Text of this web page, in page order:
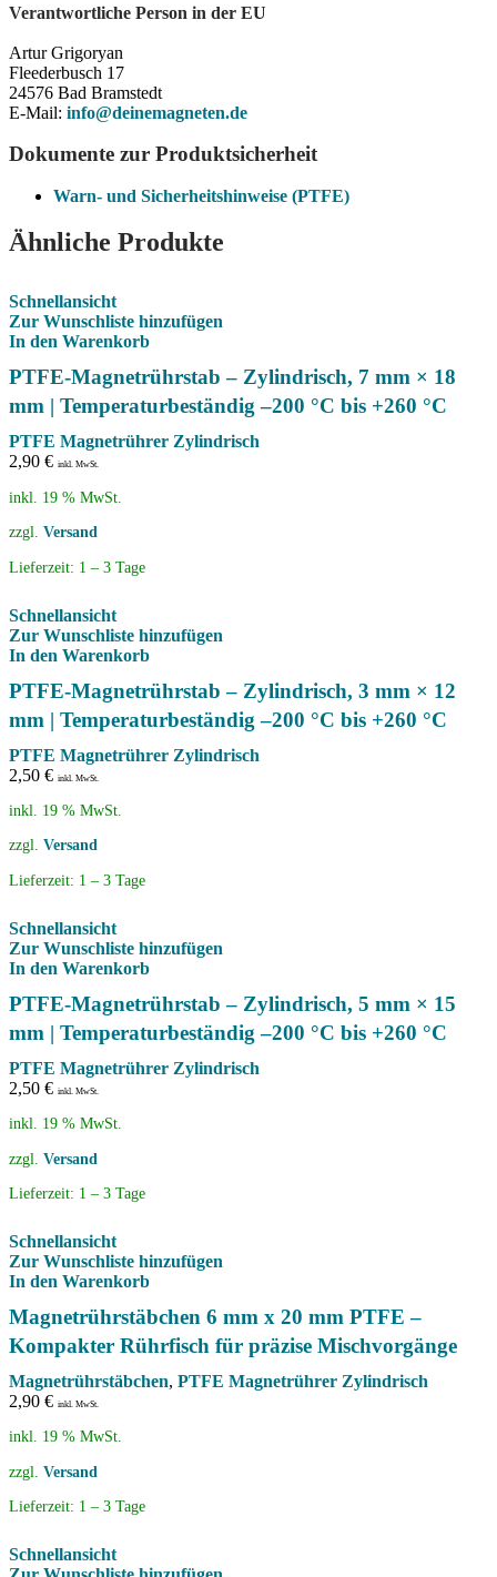
Verantwortliche Person in der EU
Artur Grigoryan
Fleederbusch 17
24576 Bad Bramstedt
E-Mail: info@deinemagneten.de
Dokumente zur Produktsicherheit
Warn- und Sicherheitshinweise (PTFE)
Ähnliche Produkte
Schnellansicht
Zur Wunschliste hinzufügen
In den Warenkorb
PTFE-Magnetrührstab – Zylindrisch, 7 mm × 18
mm | Temperaturbeständig –200 °C bis +260 °C
PTFE Magnetrührer Zylindrisch
2,90 € inkl. MwSt.
inkl. 19 % MwSt.
zzgl. Versand
Lieferzeit: 1 – 3 Tage
Schnellansicht
Zur Wunschliste hinzufügen
In den Warenkorb
PTFE-Magnetrührstab – Zylindrisch, 3 mm × 12
mm | Temperaturbeständig –200 °C bis +260 °C
PTFE Magnetrührer Zylindrisch
2,50 € inkl. MwSt.
inkl. 19 % MwSt.
zzgl. Versand
Lieferzeit: 1 – 3 Tage
Schnellansicht
Zur Wunschliste hinzufügen
In den Warenkorb
PTFE-Magnetrührstab – Zylindrisch, 5 mm × 15
mm | Temperaturbeständig –200 °C bis +260 °C
PTFE Magnetrührer Zylindrisch
2,50 € inkl. MwSt.
inkl. 19 % MwSt.
zzgl. Versand
Lieferzeit: 1 – 3 Tage
Schnellansicht
Zur Wunschliste hinzufügen
In den Warenkorb
Magnetrührstäbchen 6 mm x 20 mm PTFE –
Kompakter Rührfisch für präzise Mischvorgänge
Magnetrührstäbchen, PTFE Magnetrührer Zylindrisch
2,90 € inkl. MwSt.
inkl. 19 % MwSt.
zzgl. Versand
Lieferzeit: 1 – 3 Tage
Schnellansicht